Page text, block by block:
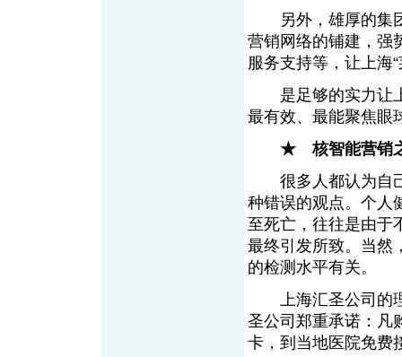
另外，雄厚的集团
营销网络的铺建，强
服务支持等，让上海
是足够的实力让上
最有效、最能聚焦眼
★ 核智能营销
很多人都认为自己
种错误的观点。个人
至死亡，往往是由于
最终引发所致。当然
的检测水平有关。
上海汇圣公司的理
圣公司郑重承诺：凡
卡，到当地医院免费